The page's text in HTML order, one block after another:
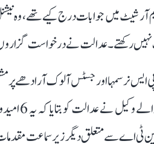
آر شیٹ میں جوابات درج کیے تھے، وہ
رکھتے۔ عدالت نے درخواست
ایس نرسمہا اور جسٹس آلوک آرادھے
ہونے
ٹی اے سے متعلق دیگر زیر سماعت